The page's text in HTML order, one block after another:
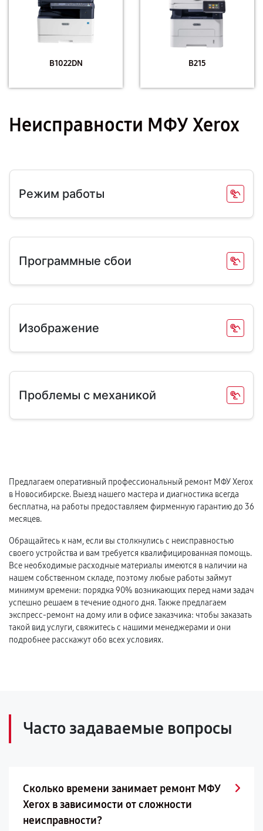
B1022DN B215
Неисправности МФУ Xerox
Режим работы
Программные сбои
Изображение
Проблемы с механикой
Предлагаем оперативный профессиональный ремонт МФУ Xerox
в Новосибирске. Выезд нашего мастера и диагностика всегда
бесплатна, на работы предоставляем фирменную гарантию до 36
месяцев.
Обращайтесь к нам, если вы столкнулись с неисправностью
своего устройства и вам требуется квалифицированная помощь.
Все необходимые расходные материалы имеются в наличии на
нашем собственном складе, поэтому любые работы займут
минимум времени: порядка 90% возникающих перед нами задач
успешно решаем в течение одного дня. Также предлагаем
экспресс-ремонт на дому или в офисе заказчика: чтобы заказать
такой вид услуги, свяжитесь с нашими менеджерами и они
подробнее расскажут обо всех условиях.
Часто задаваемые вопросы
Сколько времени занимает ремонт МФУ
Xerox в зависимости от сложности
неисправности?